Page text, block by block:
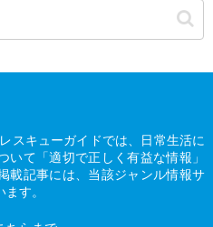
スキューガイドでは、日常生活に
いて「適切で正しく有益な情報」
載記事には、当該ジャンル情報サ
す。